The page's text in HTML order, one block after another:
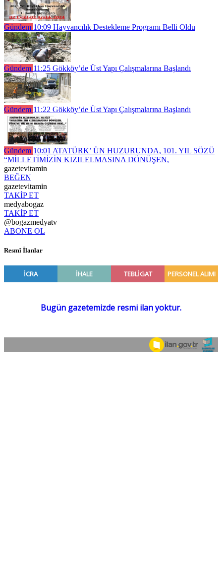
Gündem 10:09 Hayvancılık Destekleme Programı Belli Oldu
Gündem 11:25 Gökköy’de Üst Yapı Çalışmalarına Başlandı
Gündem 11:22 Gökköy’de Üst Yapı Çalışmalarına Başlandı
Gündem 10:01 ATATÜRK’ ÜN HUZURUNDA, 101. YIL SÖZÜ
“MİLLETİMİZİN KIZILELMASINA DÖNÜŞEN,
gazetevitamin
BEĞEN
gazetevitamin
TAKİP ET
medyabogaz
TAKİP ET
@bogazmedyatv
ABONE OL
Resmî İlanlar